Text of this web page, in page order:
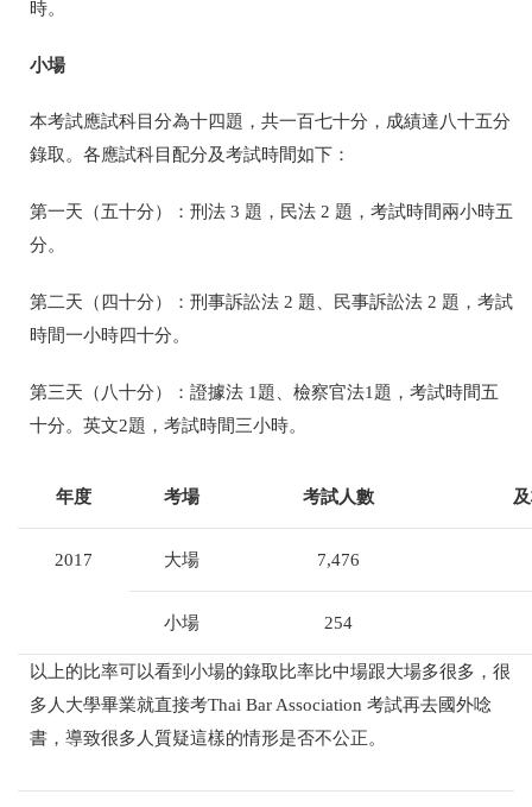
時。
小場
本考試應試科目分為十四題，共一百七十分，成績達八十五分
錄取。各應試科目配分及考試時間如下：
第一天（五十分）：刑法 3 題，民法 2 題，考試時間兩小時五
分。
第二天（四十分）：刑事訴訟法 2 題、民事訴訟法 2 題，考試
時間一小時四十分。
第三天（八十分）：證據法 1題、檢察官法1題，考試時間五
十分。英文2題，考試時間三小時。
年度 考場 考試人數
2017 大場 7,476
小場 254
以上的比率可以看到小場的錄取比率比中場跟大場多很多，很
多人大學畢業就直接考Thai Bar Association 考試再去國外唸
書，導致很多人質疑這樣的情形是否不公正。